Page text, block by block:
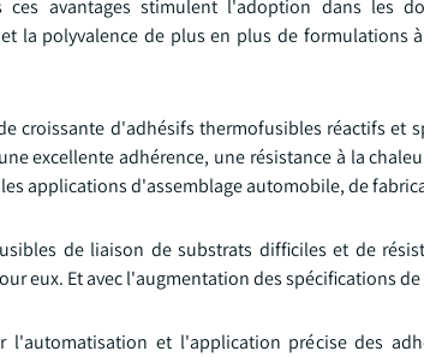
avantages stimulent l'adoption dans les
la polyvalence de plus en plus de formulations
croissante d'adhésifs thermofusibles réactifs et
excellente adhérence, une résistance à la
applications d'assemblage automobile, de
de liaison de substrats difficiles et de
eux. Et avec l'augmentation des spécifications
l'automatisation et l'application précise des